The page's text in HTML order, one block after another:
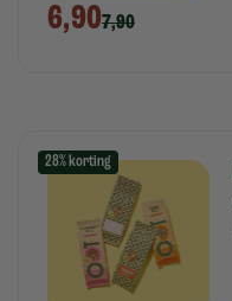
6,907,90
28% korting